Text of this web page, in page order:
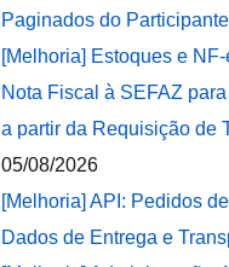
Paginados do Participante
[Melhoria] Estoques e
Nota Fiscal à SEFAZ
a partir da Requisição de
05/08/2026
[Melhoria] API: Pedidos
Dados de Entrega e